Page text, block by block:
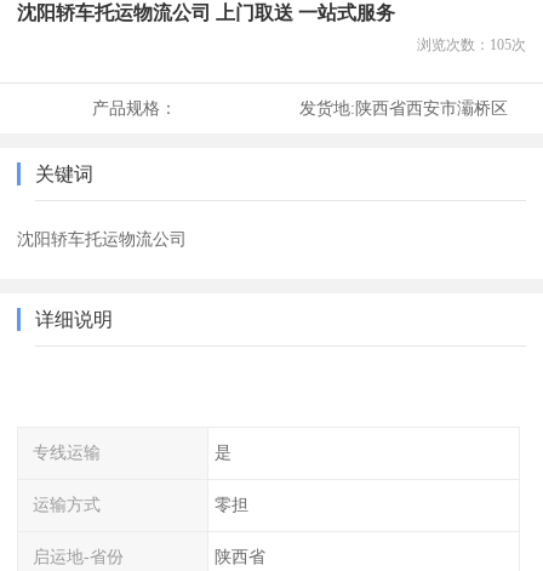
沈阳轿车托运物流公司 上门取送 一站式服务
浏览次数： 105次
产品规格： 发货地:陕西省西安市灞桥区
关键词
沈阳轿车托运物流公司
详细说明
专线运输 是
运输方式 零担
启运地-省份 陕西省